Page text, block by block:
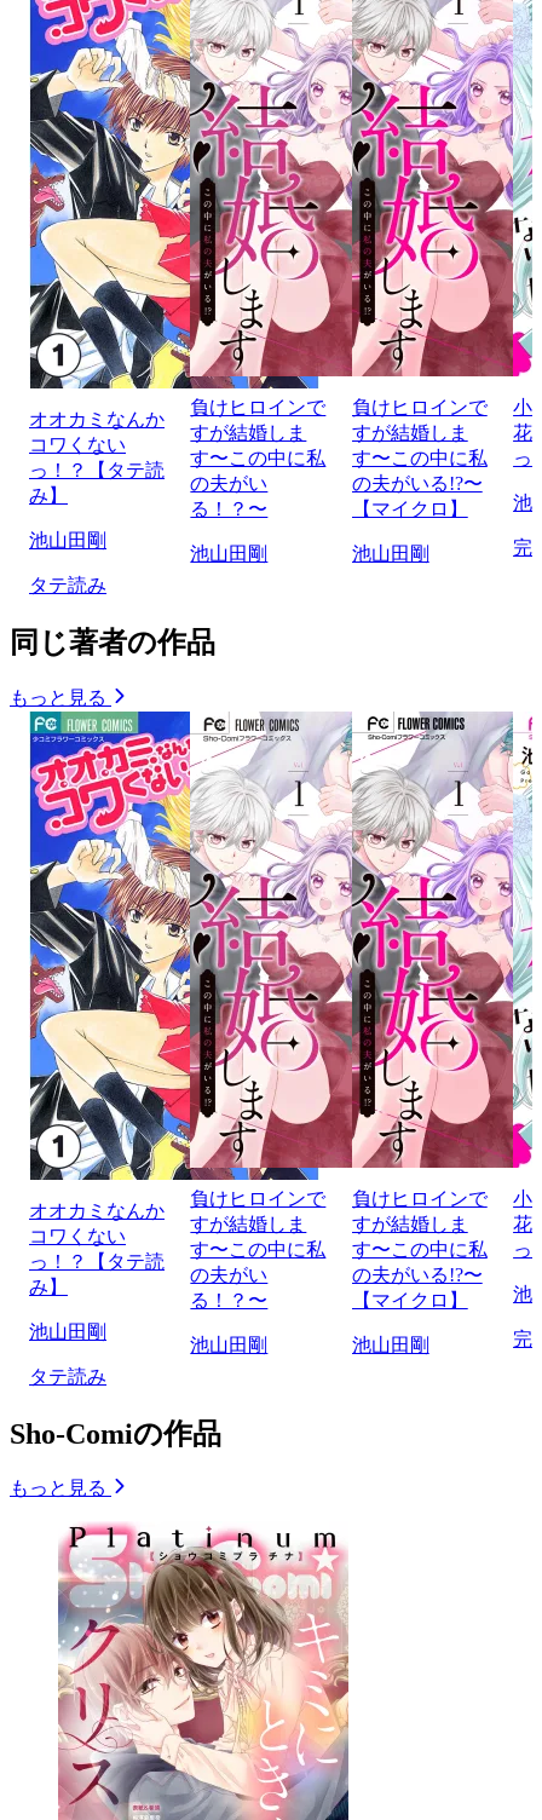
オオカミなんか
コワくない
っ！？【タテ読
み】
池山田剛
タテ読み
負けヒロインで
すが結婚しま
す〜この中に私
の夫がい
る！？〜
池山田剛
負けヒロインで
すが結婚しま
す〜この中に私
の夫がいる!?〜
【マイクロ】
池山田剛
小
花
っ
池
完
同じ著者の作品
もっと見る
オオカミなんか
コワくない
っ！？【タテ読
み】
池山田剛
タテ読み
負けヒロインで
すが結婚しま
す〜この中に私
の夫がい
る！？〜
池山田剛
負けヒロインで
すが結婚しま
す〜この中に私
の夫がいる!?〜
【マイクロ】
池山田剛
小
花
っ
池
完
Sho-Comiの作品
もっと見る